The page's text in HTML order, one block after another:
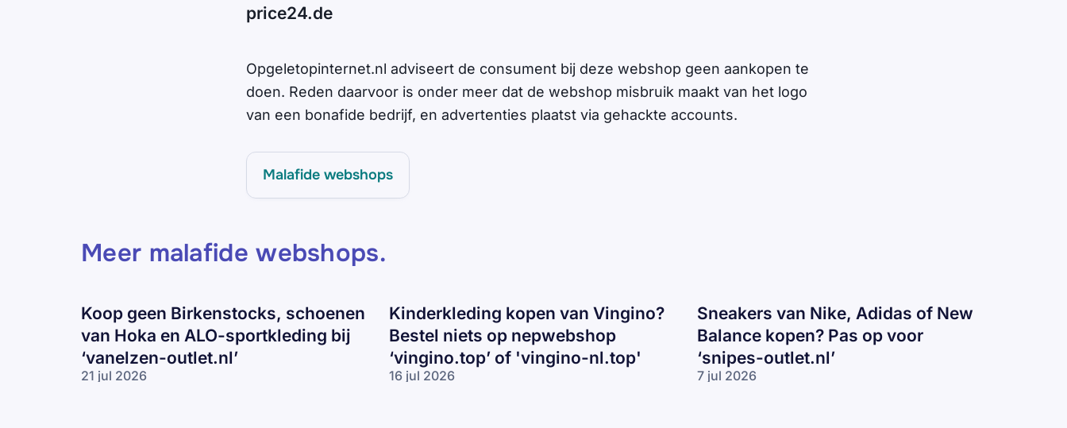
price24.de
Opgeletopinternet.nl adviseert de consument bij deze webshop geen aankopen te
doen. Reden daarvoor is onder meer dat de webshop misbruik maakt van het logo
van een bonafide bedrijf, en advertenties plaatst via gehackte accounts.
Malafide webshops
Meer malafide webshops.
Koop geen Birkenstocks, schoenen
van Hoka en ALO-sportkleding bij
‘vanelzen-outlet.nl’
21 jul 2026
Kinderkleding kopen van Vingino?
Bestel niets op nepwebshop
‘vingino.top’ of 'vingino-nl.top'
16 jul 2026
Sneakers van Nike, Adidas of New
Balance kopen? Pas op voor
‘snipes-outlet.nl’
7 jul 2026